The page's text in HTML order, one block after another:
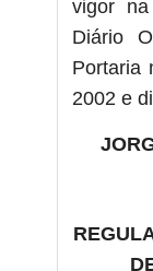
vigor
Diário
Portaria
2002 e